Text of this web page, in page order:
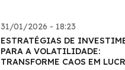
31/01/2026 - 18:23
ESTRATÉGIAS DE
PARA A VOLATILIDADE:
TRANSFORME CAOS EM